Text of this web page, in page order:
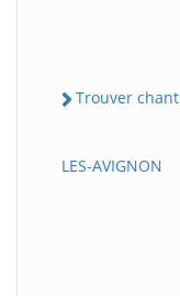
Trouver
LES-AVIGNON